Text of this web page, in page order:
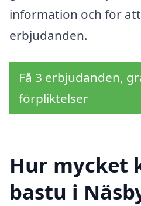
information och för
erbjudanden.
Få 3 erbjudanden,
förpliktelser
Hur mycket
bastu i